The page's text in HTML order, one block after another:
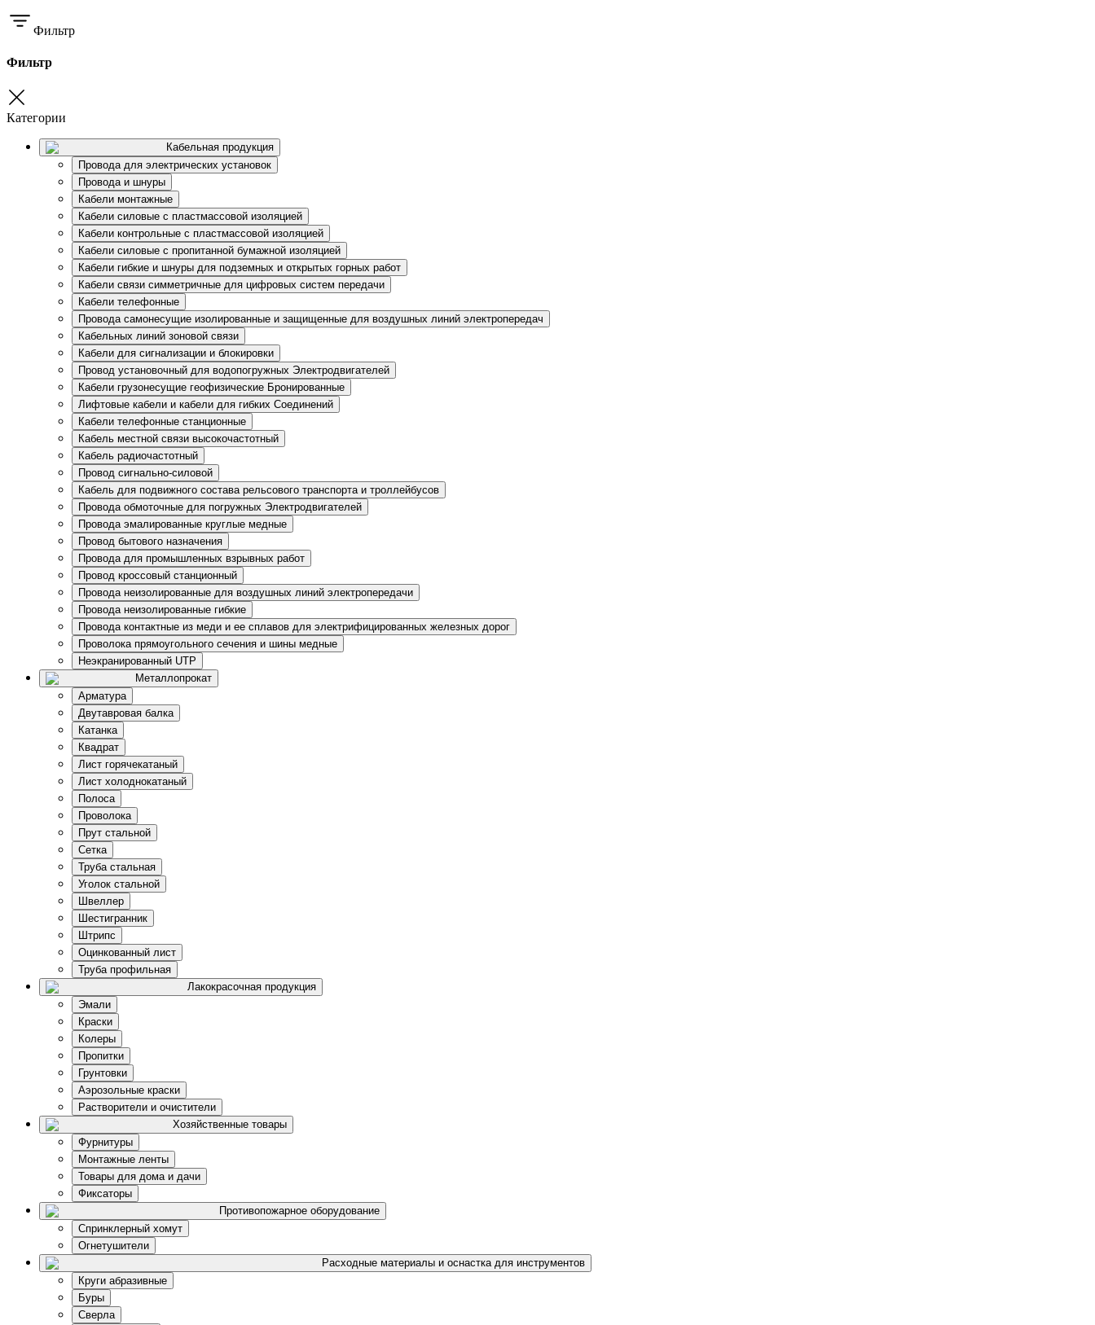
Фильтр
Фильтр
Категории
Кабельная продукция
Провода для электрических установок
Провода и шнуры
Кабели монтажные
Кабели силовые с пластмассовой изоляцией
Кабели контрольные с пластмассовой изоляцией
Кабели силовые с пропитанной бумажной изоляцией
Кабели гибкие и шнуры для подземных и открытых горных работ
Кабели связи симметричные для цифровых систем передачи
Кабели телефонные
Провода самонесущие изолированные и защищенные для воздушных линий электропередач
Кабельных линий зоновой связи
Кабели для сигнализации и блокировки
Провод установочный для водопогружных Электродвигателей
Кабели грузонесущие геофизические Бронированные
Лифтовые кабели и кабели для гибких Соединений
Кабели телефонные станционные
Кабель местной связи высокочастотный
Кабель радиочастотный
Провод сигнально-силовой
Кабель для подвижного состава рельсового транспорта и троллейбусов
Провода обмоточные для погружных Электродвигателей
Провода эмалированные круглые медные
Провод бытового назначения
Провода для промышленных взрывных работ
Провод кроссовый станционный
Провода неизолированные для воздушных линий электропередачи
Провода неизолированные гибкие
Провода контактные из меди и ее сплавов для электрифицированных железных дорог
Проволока прямоугольного сечения и шины медные
Неэкранированный UTP
Металлопрокат
Арматура
Двутавровая балка
Катанка
Квадрат
Лист горячекатаный
Лист холоднокатаный
Полоса
Проволока
Прут стальной
Сетка
Труба стальная
Уголок стальной
Швеллер
Шестигранник
Штрипс
Оцинкованный лист
Труба профильная
Лакокрасочная продукция
Эмали
Краски
Колеры
Пропитки
Грунтовки
Аэрозольные краски
Растворители и очистители
Хозяйственные товары
Фурнитуры
Монтажные ленты
Товары для дома и дачи
Фиксаторы
Противопожарное оборудование
Спринклерный хомут
Огнетушители
Расходные материалы и оснастка для инструментов
Круги абразивные
Буры
Сверла